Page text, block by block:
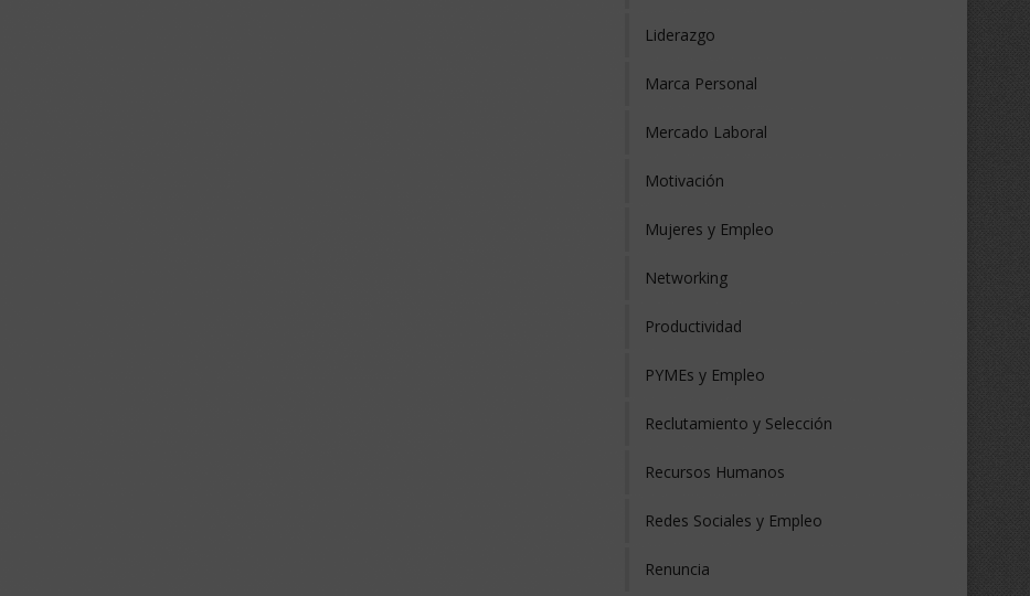
Liderazgo
Marca Personal
Mercado Laboral
Motivación
Mujeres y Empleo
Networking
Productividad
PYMEs y Empleo
Reclutamiento y Selección
Recursos Humanos
Redes Sociales y Empleo
Renuncia